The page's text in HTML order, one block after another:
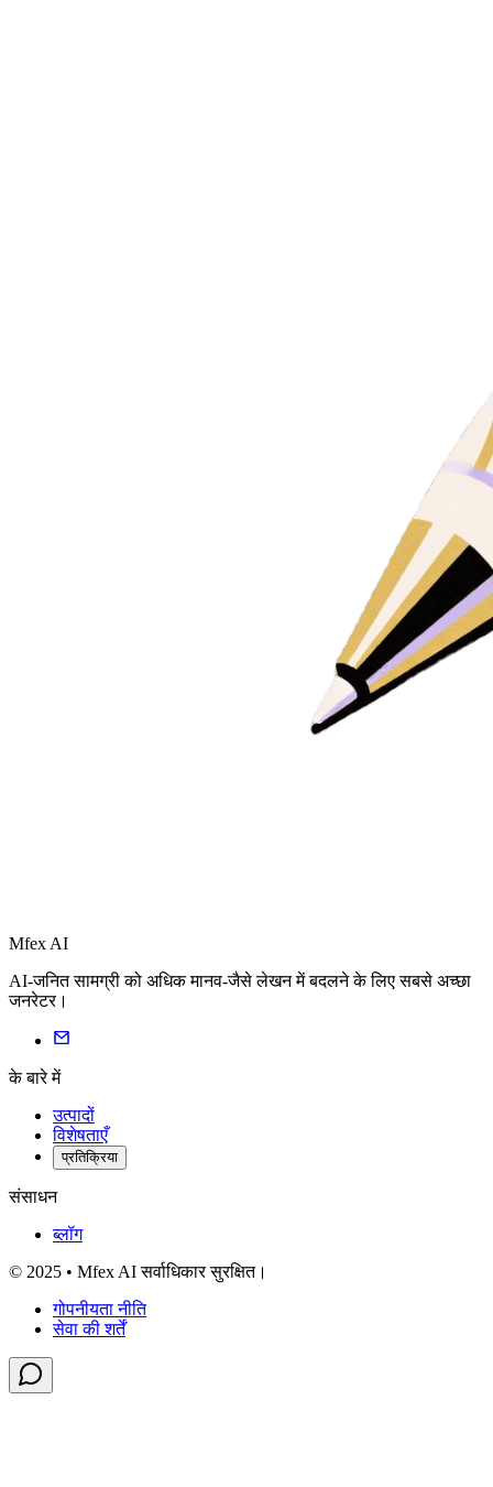
Mfex AI
AI-जनित सामग्री को अधिक मानव-जैसे लेखन में बदलने के लिए सबसे अच्छा
जनरेटर।
के बारे में
उत्पादों
विशेषताएँ
प्रतिक्रिया
संसाधन
ब्लॉग
© 2025 • Mfex AI सर्वाधिकार सुरक्षित।
गोपनीयता नीति
सेवा की शर्तें